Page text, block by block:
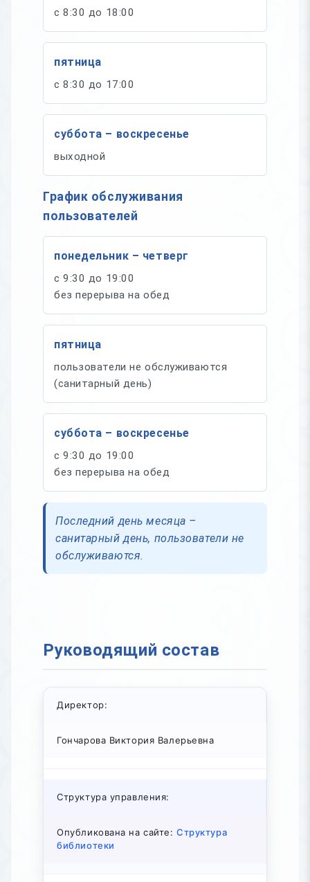
с 8:30 до 18:00
пятница
с 8:30 до 17:00
суббота – воскресенье
выходной
График обслуживания
пользователей
понедельник – четверг
с 9:30 до 19:00
без перерыва на обед
пятница
пользователи не обслуживаются
(санитарный день)
суббота – воскресенье
с 9:30 до 19:00
без перерыва на обед
Последний день месяца –
санитарный день, пользователи не
обслуживаются.
Руководящий состав
Директор:
Гончарова Виктория Валерьевна
Структура управления:
Опубликована на сайте:Структура
библиотеки